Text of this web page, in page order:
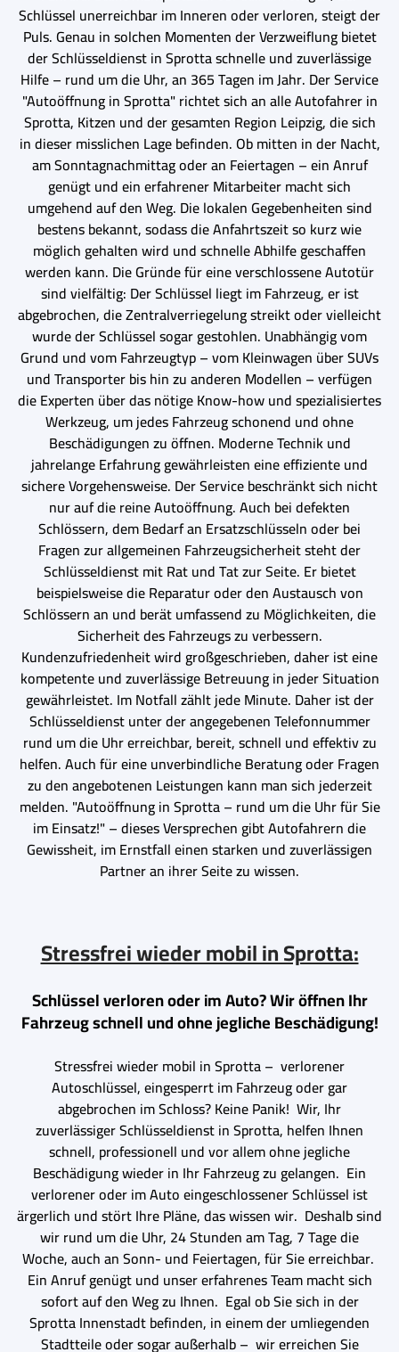
Schlüssel unerreichbar im Inneren oder verloren, steigt der
Puls. Genau in solchen Momenten der Verzweiflung bietet
der Schlüsseldienst in Sprotta schnelle und zuverlässige
Hilfe – rund um die Uhr, an 365 Tagen im Jahr. Der Service
"Autoöffnung in Sprotta" richtet sich an alle Autofahrer in
Sprotta, Kitzen und der gesamten Region Leipzig, die sich
in dieser misslichen Lage befinden. Ob mitten in der Nacht,
am Sonntagnachmittag oder an Feiertagen – ein Anruf
genügt und ein erfahrener Mitarbeiter macht sich
umgehend auf den Weg. Die lokalen Gegebenheiten sind
bestens bekannt, sodass die Anfahrtszeit so kurz wie
möglich gehalten wird und schnelle Abhilfe geschaffen
werden kann. Die Gründe für eine verschlossene Autotür
sind vielfältig: Der Schlüssel liegt im Fahrzeug, er ist
abgebrochen, die Zentralverriegelung streikt oder vielleicht
wurde der Schlüssel sogar gestohlen. Unabhängig vom
Grund und vom Fahrzeugtyp – vom Kleinwagen über SUVs
und Transporter bis hin zu anderen Modellen – verfügen
die Experten über das nötige Know-how und spezialisiertes
Werkzeug, um jedes Fahrzeug schonend und ohne
Beschädigungen zu öffnen. Moderne Technik und
jahrelange Erfahrung gewährleisten eine effiziente und
sichere Vorgehensweise. Der Service beschränkt sich nicht
nur auf die reine Autoöffnung. Auch bei defekten
Schlössern, dem Bedarf an Ersatzschlüsseln oder bei
Fragen zur allgemeinen Fahrzeugsicherheit steht der
Schlüsseldienst mit Rat und Tat zur Seite. Er bietet
beispielsweise die Reparatur oder den Austausch von
Schlössern an und berät umfassend zu Möglichkeiten, die
Sicherheit des Fahrzeugs zu verbessern.
Kundenzufriedenheit wird großgeschrieben, daher ist eine
kompetente und zuverlässige Betreuung in jeder Situation
gewährleistet. Im Notfall zählt jede Minute. Daher ist der
Schlüsseldienst unter der angegebenen Telefonnummer
rund um die Uhr erreichbar, bereit, schnell und effektiv zu
helfen. Auch für eine unverbindliche Beratung oder Fragen
zu den angebotenen Leistungen kann man sich jederzeit
melden. "Autoöffnung in Sprotta – rund um die Uhr für Sie
im Einsatz!" – dieses Versprechen gibt Autofahrern die
Gewissheit, im Ernstfall einen starken und zuverlässigen
Partner an ihrer Seite zu wissen.
Stressfrei wieder mobil in Sprotta:
Schlüssel verloren oder im Auto? Wir öffnen Ihr
Fahrzeug schnell und ohne jegliche Beschädigung!
Stressfrei wieder mobil in Sprotta – verlorener
Autoschlüssel, eingesperrt im Fahrzeug oder gar
abgebrochen im Schloss? Keine Panik! Wir, Ihr
zuverlässiger Schlüsseldienst in Sprotta, helfen Ihnen
schnell, professionell und vor allem ohne jegliche
Beschädigung wieder in Ihr Fahrzeug zu gelangen. Ein
verlorener oder im Auto eingeschlossener Schlüssel ist
ärgerlich und stört Ihre Pläne, das wissen wir. Deshalb sind
wir rund um die Uhr, 24 Stunden am Tag, 7 Tage die
Woche, auch an Sonn- und Feiertagen, für Sie erreichbar.
Ein Anruf genügt und unser erfahrenes Team macht sich
sofort auf den Weg zu Ihnen. Egal ob Sie sich in der
Sprotta Innenstadt befinden, in einem der umliegenden
Stadtteile oder sogar außerhalb – wir erreichen Sie